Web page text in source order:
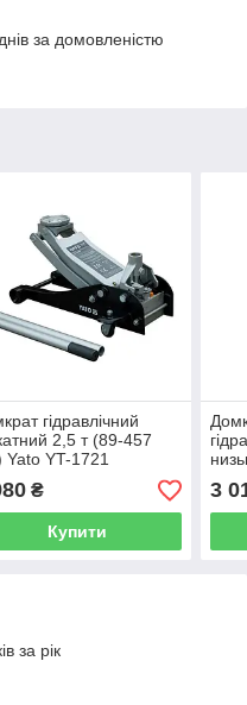
за домовленістю
гідравлічний
2,5 т (89-457
YT-1721
₴
Купити
мм)
3
за рік